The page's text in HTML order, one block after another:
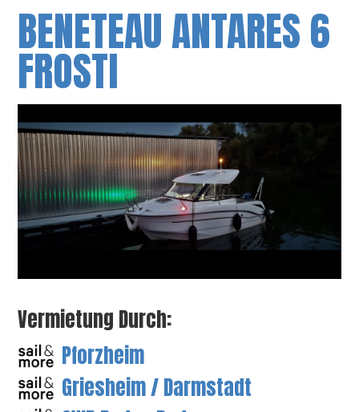
BENETEAU ANTARES 6
FROSTI
Vermietung Durch:
Pforzheim
Griesheim / Darmstadt